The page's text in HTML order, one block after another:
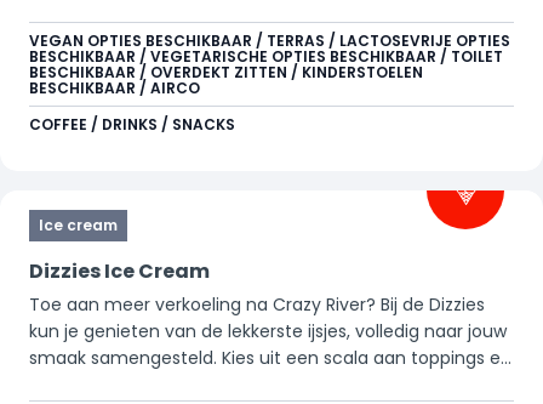
VEGAN OPTIES BESCHIKBAAR / TERRAS / LACTOSEVRIJE OPTIES
BESCHIKBAAR / VEGETARISCHE OPTIES BESCHIKBAAR / TOILET
BESCHIKBAAR / OVERDEKT ZITTEN / KINDERSTOELEN
BESCHIKBAAR / AIRCO
COFFEE / DRINKS / SNACKS
Ice cream
Dizzies Ice Cream
Toe aan meer verkoeling na Crazy River? Bij de Dizzies
kun je genieten van de lekkerste ijsjes, volledig naar jouw
smaak samengesteld. Kies uit een scala aan toppings en